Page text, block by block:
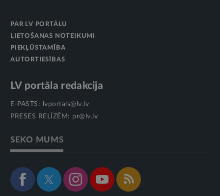
PAR LV PORTĀLU
LIETOŠANAS NOTEIKUMI
PIEKĻŪSTAMĪBA
AUTORTIESĪBAS
LV portāla redakcija
E-PASTS:
lvportals@lv.lv
PRESES RELĪZĒM: pr@lv.lv
SEKO MUMS